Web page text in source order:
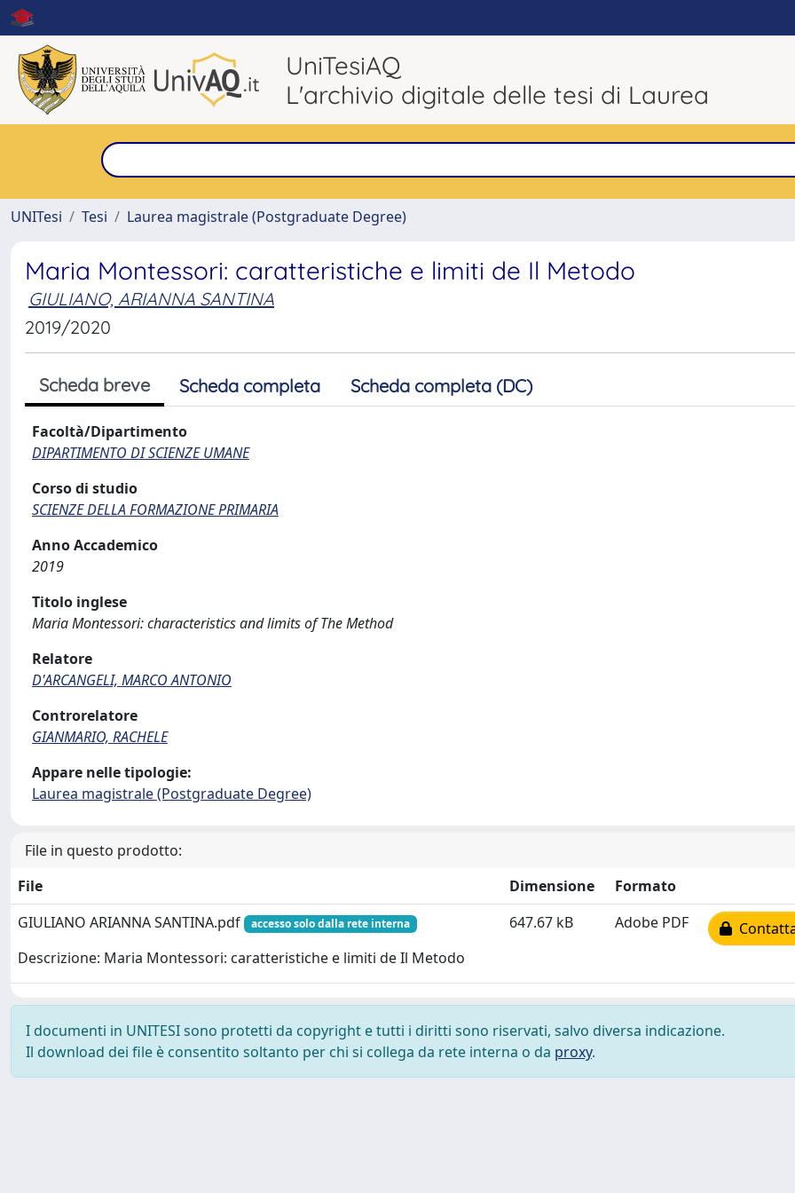
UniTesiAQ
L'archivio digitale delle tesi di Laurea
UNITesi
Tesi Laurea magistrale (Postgraduate Degree)
Maria Montessori: caratteristiche e limiti de Il Metodo
GIULIANO, ARIANNA SANTINA
2019/2020
Scheda breve Scheda completa Scheda completa (DC)
Facoltà/Dipartimento
DIPARTIMENTO DI SCIENZE UMANE
Corso di studio
SCIENZE DELLA FORMAZIONE PRIMARIA
Anno Accademico
2019
Titolo inglese
Maria Montessori: characteristics and limits of The Method
Relatore
D'ARCANGELI, MARCO ANTONIO
Controrelatore
GIANMARIO, RACHELE
Appare nelle tipologie:
Laurea magistrale (Postgraduate Degree)
File in questo prodotto:
File
Dimensione
Formato
GIULIANO ARIANNA SANTINA.pdf
accesso solo dalla rete interna
Descrizione: Maria Montessori: caratteristiche e limiti de Il Metodo
647.67 kB Adobe PDF
I documenti in UNITESI sono protetti da copyright e tutti i diritti sono riservati, salvo diversa indicazione.
Il download dei file è consentito soltanto per chi si collega da rete interna o da proxy.